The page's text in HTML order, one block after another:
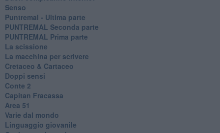
Senso
Puntremal - Ultima parte
PUNTREMAL Seconda parte
​PUNTREMAL Prima parte
La scissione
La macchina per scrivere
Cretaceo & Cartaceo
Doppi sensi
​Conte 2
​Capitan Fracassa
​Area 51
Varie dal mondo
​Linguaggio giovanile